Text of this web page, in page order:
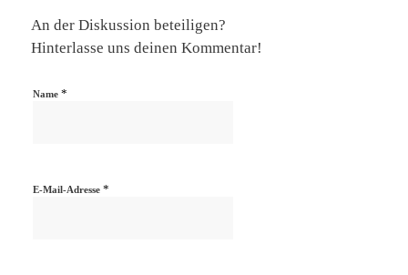
An der Diskussion beteiligen?
Hinterlasse uns deinen Kommentar!
Name *
E-Mail-Adresse *